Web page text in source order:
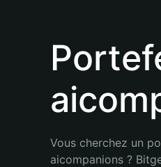
Português (Portugal)
Bahasa Indonesia
Vous cherchez un
aicompanions ?